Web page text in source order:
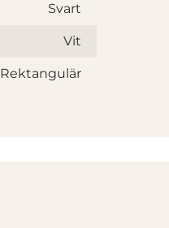
Svart
Vit
Rektangulär